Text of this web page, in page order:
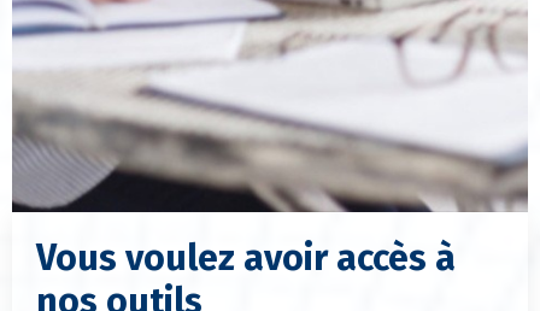
Vous voulez avoir accès à
nos outils